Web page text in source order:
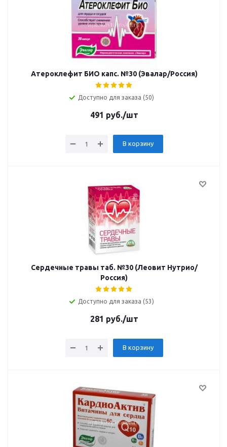
Атероклефит БИО капс. №30 (Эвалар/Россия)
Доступно для заказа (50)
491 руб./шт
В корзину
Сердечные травы таб. №30 (Леовит Hyтрио/
Россия)
Доступно для заказа (53)
281 руб./шт
В корзину